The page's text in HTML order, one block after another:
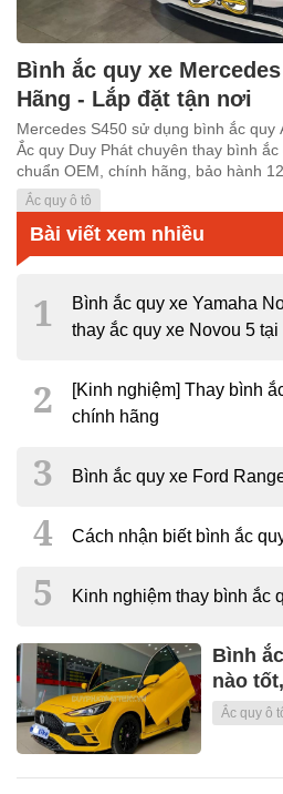
Bình ắc quy xe
Hãng - Lắp đặt tận nơi
Mercedes S450 sử dụng bình ắc quy
Ắc quy Duy Phát chuyên thay bình
chuẩn OEM, chính hãng, bảo hành
Ắc quy ô tô
Bài viết xem nhiều
Bình ắc quy xe Yamaha
thay ắc quy xe Novou 5
[Kinh nghiệm] Thay bình
chính hãng
Bình ắc quy xe Ford
Cách nhận biết bình ắc
Kinh nghiệm thay bình ắc
Bình
nào
Ắc quy ô